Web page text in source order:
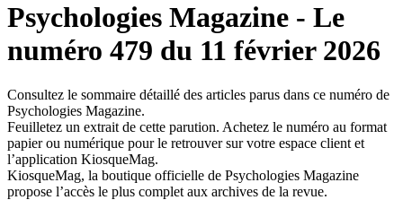
Psychologies Magazine - Le
numéro 479 du 11 février 2026
Consultez le sommaire détaillé des articles parus dans ce numéro de
Psychologies Magazine.
Feuilletez un extrait de cette parution. Achetez le numéro au format
papier ou numérique pour le retrouver sur votre espace client et
l’application KiosqueMag.
KiosqueMag, la boutique officielle de Psychologies Magazine
propose l’accès le plus complet aux archives de la revue.